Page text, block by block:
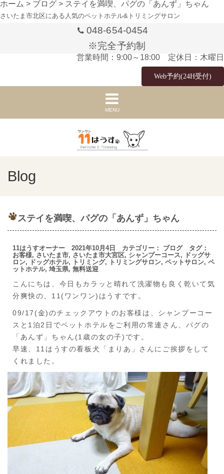
ホーム > ブログ > ステイを満喫、パグの「あんず」ちゃん
さいたま市北区にある人気のペットホテル&トリミングサロン
048-654-0454
※完全予約制
営業時間：9:00～18:00 定休日：木曜日
Web予約(24H受付)
MENU
Blog
ステイを満喫、パグの「あんず」ちゃん
11はうすオーナー 2021年10月4日 カテゴリー： ブログタグ：
お客様, さいたま市, さいたま市大宮区, シャンプーコース,
ドッグサ
ロン, ドッグホテル, トリミング, トリミングサロン, ペットサロン, ペ
ットホテル, 埼玉県, 無料送迎
こんにちは、今日もカラッと晴れて洗濯物も良く乾いて気
分爽快の、11(ワンワン)はうすです。
09/17(金)のチェックアウトのお客様は、シャンプーコー
スと1泊2日でペットホテルをご利用の常連さん、パグの
「あんず」ちゃん(1歳の女の子)です。
早速、11はうすの看板犬「まりあ」さんにご挨拶をして
くれました。